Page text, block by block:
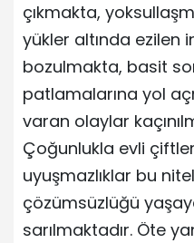
çıkmakta,
yükler altında ezilen
bozulmakta, basit
patlamalarına yol
varan olaylar
Çoğunlukla evli
uyuşmazlıklar bu
çözümsüzlüğü
sarılmaktadır. Öte